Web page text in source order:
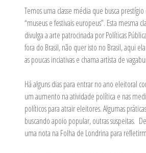
Temos uma classe média que busca
“museus e festivais europeus”. Esta mesma
divulga a arte patrocinada por Políticas
fora do Brasil, não quer isto no Brasil, aqui
as poucas inciativas e chama artista de
Há alguns dias para entrar no ano eleitoral
um aumento na atividade política e nas
políticos para atrair eleitores. Algumas
buscando apoio popular, outras suspeitas.
uma nota na Folha de Londrina para